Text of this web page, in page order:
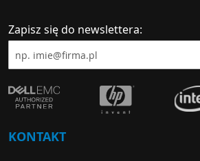
Zapisz się do newslettera:
KONTAKT